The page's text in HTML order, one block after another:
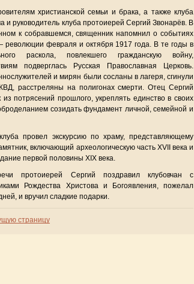
христианской семьи и брака, а также клуба
и руководитель клуба протоиерей Сергий Звонарёв. В
к собравшемся, священник напомнил о событиях
революции февраля и октября 1917 года. В те годы в
раскола, повлекшего гражданскую войну,
подверглась Русская Православная Церковь.
и мирян были сосланы в лагеря, сгинули
расстреляны на полигонах смерти. Отец Сергий
потрясений прошлого, укреплять единство в своих
созидать фундамент личной, семейной и
провел экскурсию по храму, представляющему
включающий археологическую часть XVII века и
первой половины XIX века.
протоиерей Сергий поздравил клубовчан с
Рождества Христова и Богоявления, пожелал
и вручил сладкие подарки.
страницу